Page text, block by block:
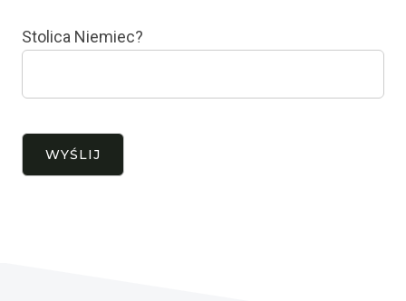
Stolica Niemiec?